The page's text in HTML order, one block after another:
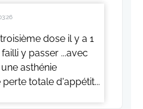
dose il y a 1
y passer ...avec
asthénie
totale d'appétit...